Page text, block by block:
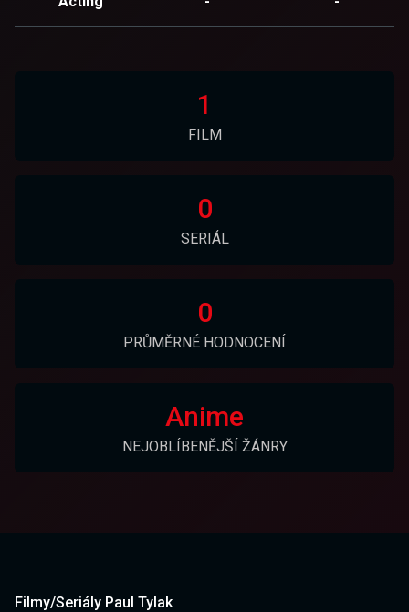
1
FILM
0
SERIÁL
0
PRŮMĚRNÉ HODNOCENÍ
Anime
NEJOBLÍBENĚJŠÍ ŽÁNRY
Filmy/Seriály Paul Tylak